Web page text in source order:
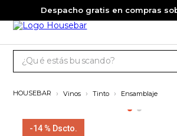
Despacho gratis en compras
jagermeister
Vinos Tinto Ensamblaje
-14 % Dscto.